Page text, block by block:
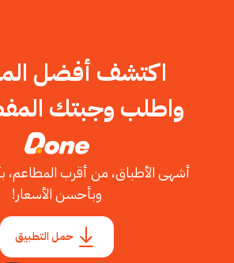
اكتشف أفضل
واطلب وجبتك
أشهى الأطباق، من أقرب المطاعم،
وبأحسن الأسعار!
حمل التطبيق